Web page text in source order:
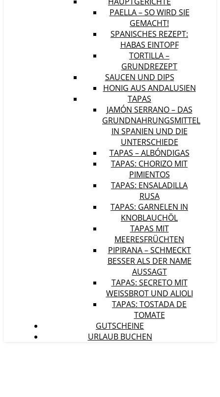
PAELLA – SO WIRD SIE
GEMACHT!
SPANISCHES REZEPT:
HABAS EINTOPF
TORTILLA –
GRUNDREZEPT
SAUCEN UND DIPS
HONIG AUS ANDALUSIEN
TAPAS
JAMÓN SERRANO – DAS
GRUNDNAHRUNGSMITTEL
IN SPANIEN UND DIE
UNTERSCHIEDE
TAPAS – ALBÓNDIGAS
TAPAS: CHORIZO MIT
PIMIENTOS
TAPAS: ENSALADILLA
RUSA
TAPAS: GARNELEN IN
KNOBLAUCHÖL
TAPAS MIT
MEERESFRÜCHTEN
PIPIRANA – SCHMECKT
BESSER ALS DER NAME
AUSSAGT
TAPAS: SECRETO MIT
WEISSBROT UND ALIOLI
TAPAS: TOSTADA DE
TOMATE
GUTSCHEINE
URLAUB BUCHEN